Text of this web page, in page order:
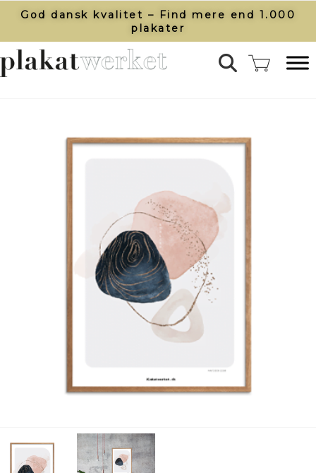
God dansk kvalitet – Find mere end 1.000
plakater​